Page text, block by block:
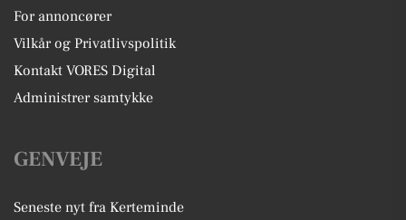
For annoncører
Vilkår og Privatlivspolitik
Kontakt VORES Digital
Administrer samtykke
GENVEJE
Seneste nyt fra Kerteminde